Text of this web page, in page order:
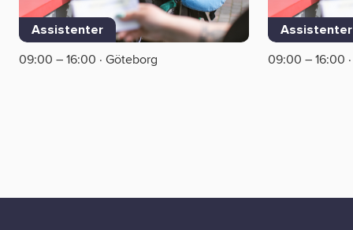
Assistenter
09:00 – 16:00 · Göteborg
Assistenter
09:00 – 16:00